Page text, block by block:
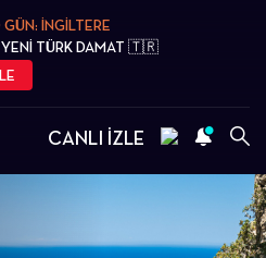
İNGİLTERE
YENİ TÜRK DAMAT 🇹🇷
CANLI İZLE